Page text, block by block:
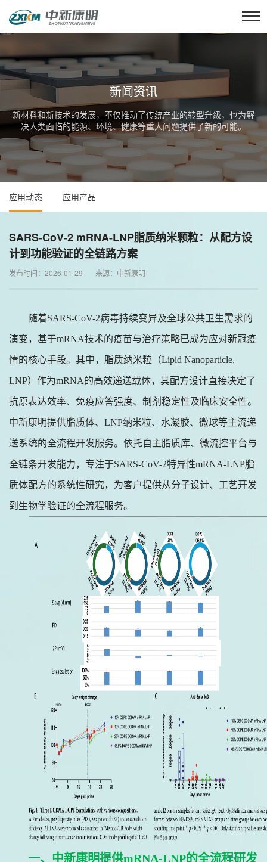
新闻资讯
新材料和新技术的发展，不仅推动了传统产业的转型升级，也为解
决人类面临的能源、环境、健康等重大问题提供了新的可能。
应用动态 应用产品
SARS-CoV-2 mRNA-LNP脂质纳米颗粒：从配方设
计到功能验证的全链路方案
发布时间：2026-01-29 来源：中新康明
随着SARS-CoV-2病毒持续变异及全球公共卫生需求的
演变，基于mRNA技术的疫苗与治疗策略已成为应对新冠疫
情的核心手段。其中，脂质纳米粒（Lipid Nanoparticle,
LNP）作为mRNA的高效递送载体，其配方设计直接决定了
抗原表达效率、免疫应答强度、制剂稳定性及临床安全性。
中新康明提供脂质体、LNP纳米粒、水凝胶、微球等主流递
送系统的全流程开发服务。依托自主脂质库、微流控平台与
全链条开发能力，专注于SARS-CoV-2特异性mRNA-LNP脂
质体配方的系统性研究，为客户提供从分子设计、工艺开发
到生物学验证的全流程服务。
一、中新康明提供mRNA-LNP的全流程研发